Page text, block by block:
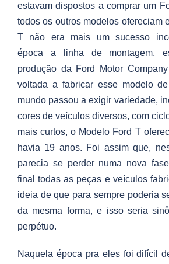
estavam dispostos a comprar um
todos os outros modelos ofereciam
T não era mais um sucesso
época a linha de montagem,
produção da Ford Motor
voltada a fabricar esse modelo
mundo passou a exigir variedade,
cores de veículos diversos, com
mais curtos, o Modelo Ford T
havia 19 anos. Foi assim que,
parecia se perder numa nova
final todas as peças e veículos
ideia de que para sempre poderia
da mesma forma, e isso seria
perpétuo.
Naquela época pra eles foi difícil